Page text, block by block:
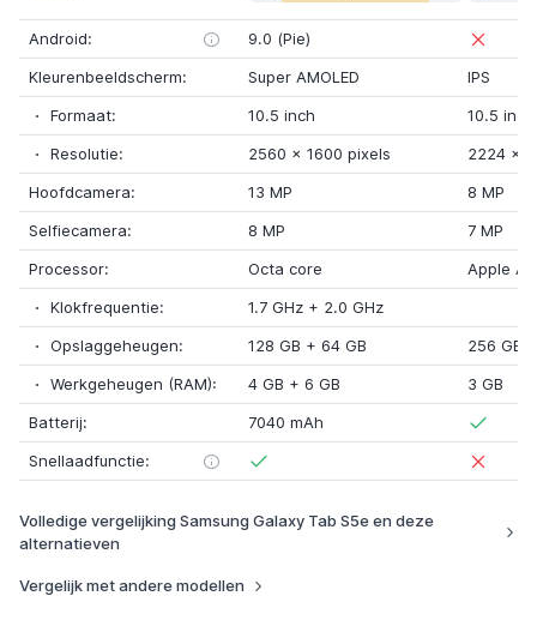
Android:
9.0 (Pie)
Kleurenbeeldscherm:
Super AMOLED
IPS
Formaat:
10.5 inch
10.5 inch
Resolutie:
2560 x 1600 pixels 2224 x
Hoofdcamera:
13 MP
8 MP
Selfiecamera:
8 MP
7 MP
Processor:
Octa core
Apple
Klokfrequentie:
1.7 GHz + 2.0 GHz
Opslaggeheugen:
128 GB + 64 GB 256 GB
Werkgeheugen (RAM):
4 GB + 6 GB
3 GB
Batterij:
7040 mAh
Snellaadfunctie:
Volledige vergelijking Samsung Galaxy Tab S5e en deze
alternatieven
Vergelijk met andere modellen